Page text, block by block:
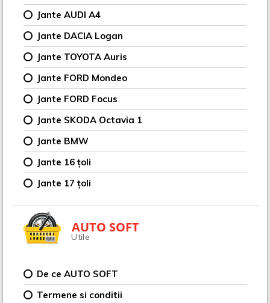
Jante AUDI A4
Jante DACIA Logan
Jante TOYOTA Auris
Jante FORD Mondeo
Jante FORD Focus
Jante SKODA Octavia 1
Jante BMW
Jante 16 țoli
Jante 17 țoli
AUTO SOFT
Utile
De ce AUTO SOFT
Termene si conditii